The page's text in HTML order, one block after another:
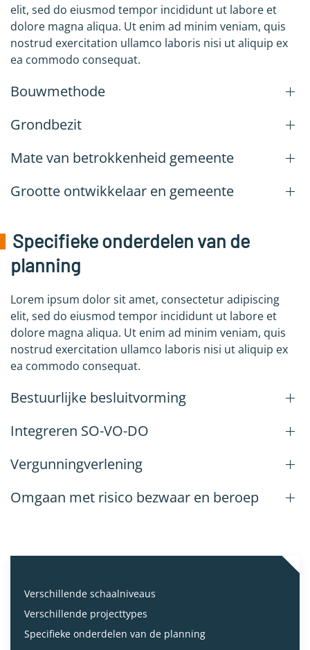
elit, sed do eiusmod tempor incididunt ut labore et
dolore magna aliqua. Ut enim ad minim veniam, quis
nostrud exercitation ullamco laboris nisi ut aliquip ex
ea commodo consequat.
Bouwmethode
Grondbezit
Mate van betrokkenheid gemeente
Grootte ontwikkelaar en gemeente
Specifieke onderdelen van de
planning
Lorem ipsum dolor sit amet, consectetur adipiscing
elit, sed do eiusmod tempor incididunt ut labore et
dolore magna aliqua. Ut enim ad minim veniam, quis
nostrud exercitation ullamco laboris nisi ut aliquip ex
ea commodo consequat.
Bestuurlijke besluitvorming
Integreren SO-VO-DO
Vergunningverlening
Omgaan met risico bezwaar en beroep
Verschillende schaalniveaus
Verschillende projecttypes
Specifieke onderdelen van de planning